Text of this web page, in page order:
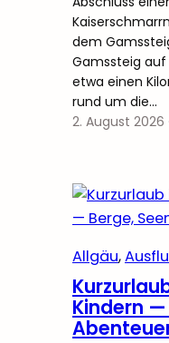
dem
Gamssteig
etwa einen
rund um die…
2. August 2026
Allgäu,
Kindern —